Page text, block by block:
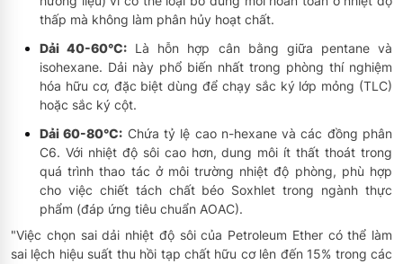
thấp mà không làm phân hủy hoạt chất.
Dải 40-60°C: Là hỗn hợp cân bằng giữa pentane và
isohexane. Dải này phổ biến nhất trong phòng thí nghiệm
hóa hữu cơ, đặc biệt dùng để chạy sắc ký lớp mỏng (TLC)
hoặc sắc ký cột.
Dải 60-80°C: Chứa tỷ lệ cao n-hexane và các đồng phân
C6. Với nhiệt độ sôi cao hơn, dung môi ít thất thoát trong
quá trình thao tác ở môi trường nhiệt độ phòng, phù hợp
cho việc chiết tách chất béo Soxhlet trong ngành thực
phẩm (đáp ứng tiêu chuẩn AOAC).
"Việc chọn sai dải nhiệt độ sôi của Petroleum Ether có thể làm
sai lệch hiệu suất thu hồi tạp chất hữu cơ lên đến 15% trong các